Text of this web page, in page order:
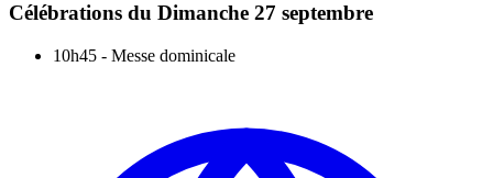
Célébrations du Dimanche 27 septembre
10h45 - Messe dominicale